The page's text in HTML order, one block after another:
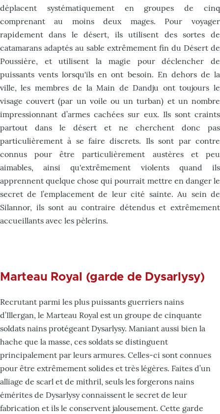
déplacent systématiquement en groupes de cinq
comprenant au moins deux mages. Pour voyager
rapidement dans le désert, ils utilisent des sortes de
catamarans adaptés au sable extrêmement fin du Désert de
Poussière, et utilisent la magie pour déclencher de
puissants vents lorsqu'ils en ont besoin. En dehors de la
ville, les membres de la Main de Dandju ont toujours le
visage couvert (par un voile ou un turban) et un nombre
impressionnant d’armes cachées sur eux. Ils sont craints
partout dans le désert et ne cherchent donc pas
particulièrement à se faire discrets. Ils sont par contre
connus pour être particulièrement austères et peu
aimables, ainsi qu'extrêmement violents quand ils
apprennent quelque chose qui pourrait mettre en danger le
secret de l’emplacement de leur cité sainte. Au sein de
Silannor, ils sont au contraire détendus et extrêmement
accueillants avec les pèlerins.
Marteau Royal (garde de Dysarlysy)
Recrutant parmi les plus puissants guerriers nains
d’Illergan, le Marteau Royal est un groupe de cinquante
soldats nains protégeant Dysarlysy. Maniant aussi bien la
hache que la masse, ces soldats se distinguent
principalement par leurs armures. Celles-ci sont connues
pour être extrêmement solides et très légères. Faites d’un
alliage de scarl et de mithril, seuls les forgerons nains
émérites de Dysarlysy connaissent le secret de leur
fabrication et ils le conservent jalousement. Cette garde